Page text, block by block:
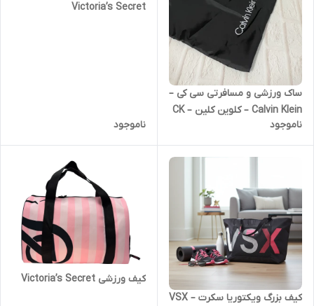
ساک ورزشی و مسافرتی سی کی –
Calvin Klein – کلوین کلین – CK
ناموجود
Victoria’s Secret
ناموجود
کیف بزرگ ویکتوریا سکرت – VSX
کیف ورزشی Victoria’s Secret